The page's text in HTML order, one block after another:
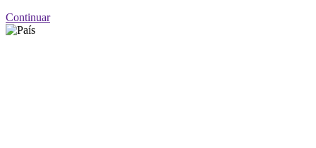
Continuar